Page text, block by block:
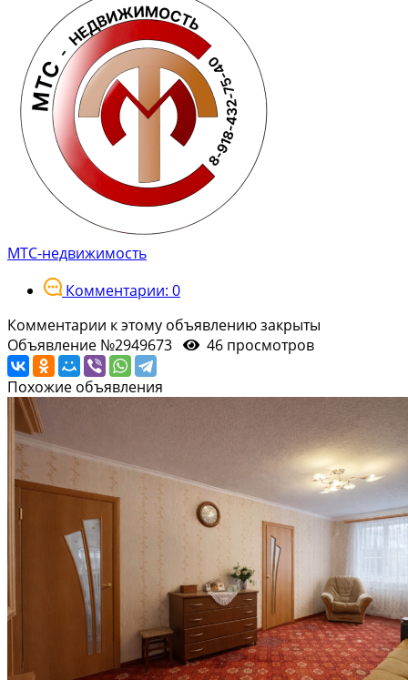
МТС-недвижимость
Комментарии: 0
Комментарии к этому объявлению закрыты
Объявление №2949673
46 просмотров
Похожие объявления